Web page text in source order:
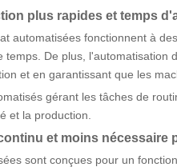
plus rapides et temps
automatisées fonctionnent à
temps. De plus,
et en garantissant que les
gérant les tâches de
et la production.
et moins nécessaire
sont conçues pour un